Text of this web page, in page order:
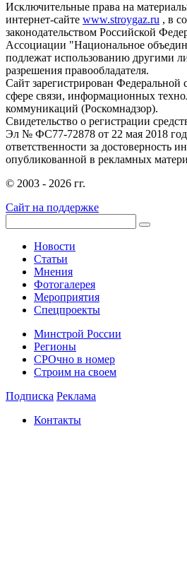
Исключительные права на
интернет-сайте www.stroygaz.ru , в
законодательством Российской
Ассоциации "Национальное
подлежат использованию другими
разрешения правообладателя.
Сайт зарегистрирован Федеральной
сфере связи, информационных
коммуникаций (Роскомнадзор).
Свидетельство о регистрации
Эл № ФС77-72878 от 22 мая 2018
ответственности за достоверность
опубликованной в рекламных
© 2003 - 2026 гг.
Сайт на поддержке
Новости
Статьи
Мнения
Фотогалерея
Мероприятия
Спецпроекты
Минстрой России
Регионы
СРОчно в номер
Строим на своем
Подписка Реклама
Контакты